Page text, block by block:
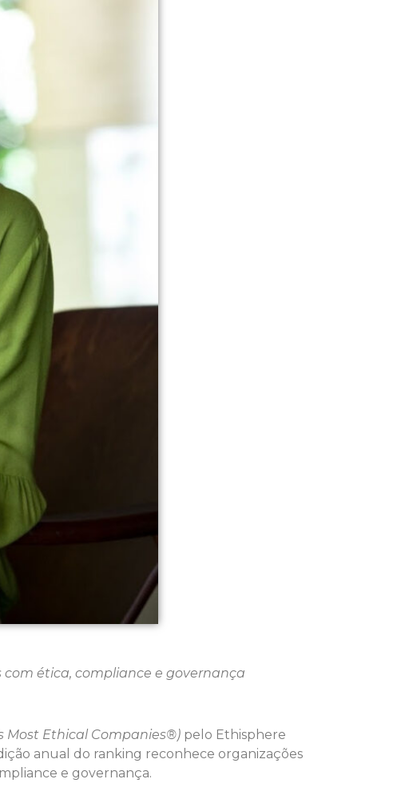
ética, compliance e governança
Most Ethical Companies®) pelo Ethisphere
anual do ranking reconhece organizações
e governança.